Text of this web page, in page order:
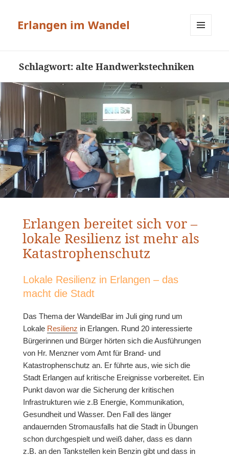
Erlangen im Wandel
Schlagwort: alte Handwerkstechniken
Erlangen bereitet sich vor –
lokale Resilienz ist mehr als
Katastrophenschutz
Lokale Resilienz in Erlangen – das
macht die Stadt
Das Thema der WandelBar im Juli ging rund um
Lokale Resilienz in Erlangen. Rund 20 interessierte
Bürgerinnen und Bürger hörten sich die Ausführungen
von Hr. Menzner vom Amt für Brand- und
Katastrophenschutz an. Er führte aus, wie sich die
Stadt Erlangen auf kritische Ereignisse vorbereitet. Ein
Punkt davon war die Sicherung der kritischen
Infrastrukturen wie z.B Energie, Kommunikation,
Gesundheit und Wasser. Den Fall des länger
andauernden Stromausfalls hat die Stadt in Übungen
schon durchgespielt und weiß daher, dass es dann
z.B. an den Tankstellen kein Benzin gibt und dass in